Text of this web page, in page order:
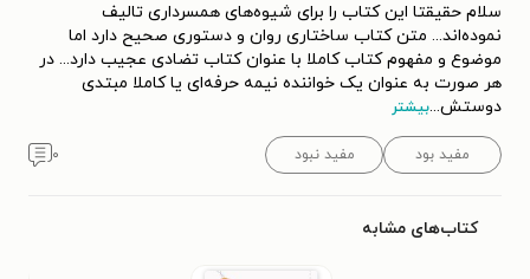
سلام حقیقتا این کتاب را برای شیوه‌های همسرداری تالیف
نموده‌اند... متن کتاب ساختاری روان و دستوری صحیح دارد اما
موضوع و مفهوم کتاب کاملا با عنوان کتاب تضادی عجیب دارد... در
هر صورت به عنوان یک خواننده نیمه حرفه‌ای یا کاملا مبتدی
دوستش...بیشتر
مفید بود مفید نبود ۰
کتاب‌های مشابه